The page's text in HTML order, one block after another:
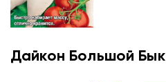
Дайкон Большой Бык